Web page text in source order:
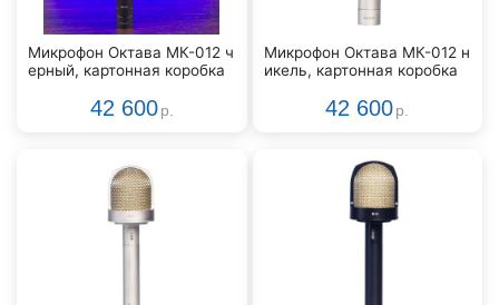
Микрофон Октава МК-012 ч
ерный, картонная коробка
42 600 р.
Микрофон Октава МК-012 н
икель, картонная коробка
42 600 р.